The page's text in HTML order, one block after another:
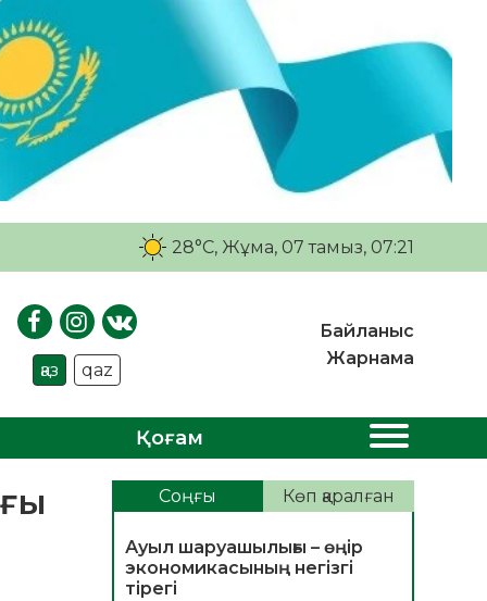
28°C, Жұма, 07 тамыз, 07:21
қаз qaz
Байланыс
Жарнама
Қоғам
Соңғы Көп қаралған
Ауыл шаруашылығы – өңір
экономикасының негізгі
тірегі